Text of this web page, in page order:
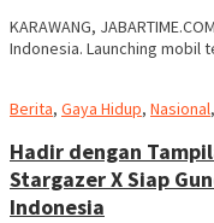
KARAWANG,
Indonesia. Launching
Berita, Gaya Hidup, Nasional,
Hadir dengan
Stargazer X Siap
Indonesia